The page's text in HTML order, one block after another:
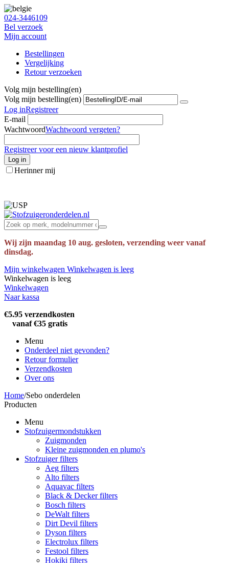
024-3446109
Bel verzoek
Mijn account
Bestellingen
Vergelijking
Retour verzoeken
Volg mijn bestelling(en)
Volg mijn bestelling(en)
Log inRegistreer
E-mail
WachtwoordWachtwoord vergeten?
Registreer voor een nieuw klantprofiel
Log in
Herinner mij
Wij zijn maandag 10 aug. gesloten, verzending weer vanaf
dinsdag.
Mijn winkelwagen Winkelwagen is leeg
Winkelwagen is leeg
Winkelwagen
Naar kassa
€5.95 verzendkosten
vanaf €35 gratis
Menu
Onderdeel niet gevonden?
Retour formulier
Verzendkosten
Over ons
Home/Sebo onderdelen
Producten
Menu
Stofzuigermondstukken
Zuigmonden
Kleine zuigmonden en plumo's
Stofzuiger filters
Aeg filters
Alto filters​
Aquavac filters
Black & Decker filters
Bosch filters
DeWalt filters
Dirt Devil filters
Dyson filters
Electrolux filters
Festool filters
Hokiki filters